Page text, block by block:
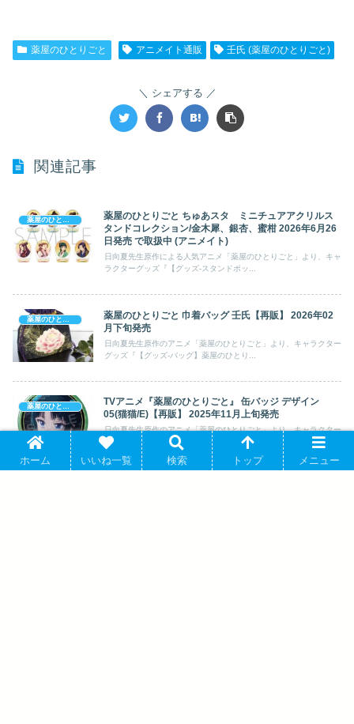
薬屋のひとりごと アニメイト通販 壬氏 (薬屋のひとりごと)
シェアする
関連記事
薬屋のひとりごと ちゅあスタ ミニチュアアクリルス
タンドコレクション/金木犀、銀杏、蜜柑 2026年6月26
日発売 で取扱中 (アニメイト)
日向夏先生原作による人気アニメ「薬屋のひとりごと」より、キャ
ラクターグッズ『【グッズ-スタンドポッ...
薬屋のひとりごと 巾着バッグ 壬氏【再販】 2026年02
月下旬発売
日向夏先生原作のアニメ「薬屋のひとりごと」より、キャラクター
グッズ『【グッズ-バッグ】薬屋のひとり...
TVアニメ『薬屋のひとりごと』 缶バッジ デザイン
05(猫猫/E)【再販】 2025年11月上旬発売
日向夏先生原作のアニメ「薬屋のひとりごと」より、キャラクター
グッズ『【グッズ-バッチ】TVアニメ『...
ホーム いいね一覧 検索 トップ メニュー